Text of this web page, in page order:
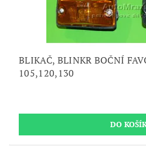
BLIKAČ, BLINKR BOČNÍ
105,120,130